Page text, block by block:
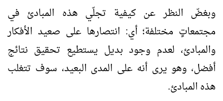
وبغضّ النظر عن كيفية تجلّي هذه المبادئ في
مجتمعاتٍ مختلفة؛ أي: انتصارها على صعيد الأفكار
والمبادئ، لعدم وجود بديل يستطيع تحقيق نتائج
أفضل، وهو يرى أنه على المدى البعيد، سوف تتغلب
هذه المبادئ.